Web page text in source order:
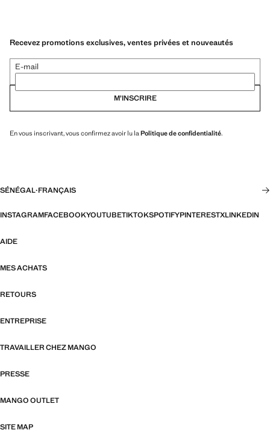
Recevez promotions exclusives, ventes privées et nouveautés
E-mail
M’INSCRIRE
En vous inscrivant, vous confirmez avoir lu la Politique de confidentialité.
SÉNÉGAL·FRANÇAIS
INSTAGRAMFACEBOOKYOUTUBETIKTOKSPOTIFYPINTERESTXLINKEDIN
AIDE
MES ACHATS
RETOURS
ENTREPRISE
TRAVAILLER CHEZ MANGO
PRESSE
MANGO OUTLET
SITE MAP